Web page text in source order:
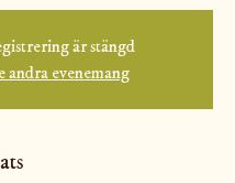
är stängd
andra evenemang